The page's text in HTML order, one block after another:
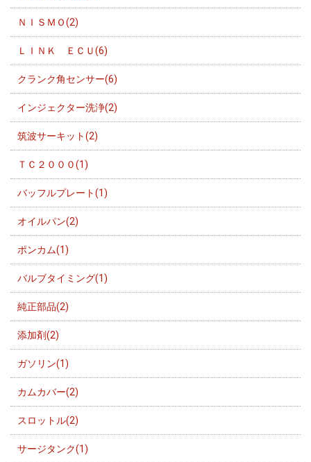
ＮＩＳＭＯ(2)
ＬＩＮＫ ＥＣＵ(6)
クランク角センサー(6)
インジェクター洗浄(2)
筑波サーキット(2)
ＴＣ２０００(1)
バッフルプレート(1)
オイルパン(2)
ポンカム(1)
バルブタイミング(1)
純正部品(2)
添加剤(2)
ガソリン(1)
カムカバー(2)
スロットル(2)
サージタンク(1)